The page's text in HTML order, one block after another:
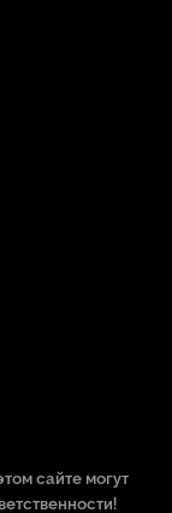
сайте могут